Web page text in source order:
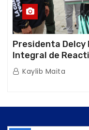
Presidenta Delcy
Integral de
Guaira
Kaylib Maita